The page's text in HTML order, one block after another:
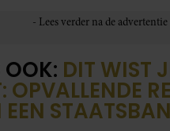
OOK: DIT WIST
OPVALLENDE